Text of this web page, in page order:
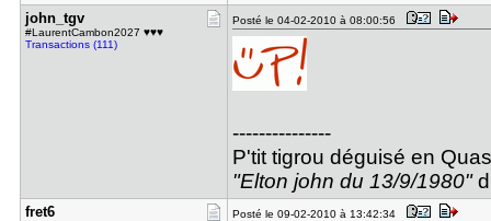
john_tgv
#LaurentCambon2027 ♥♥♥
Transactions (111)
Posté le 04-02-2010 à 08:00:56
---------------
P'tit tigrou déguisé en
"Elton john du 13/9/1980"
fret6 Posté le 09-02-2010 à 13:42:34